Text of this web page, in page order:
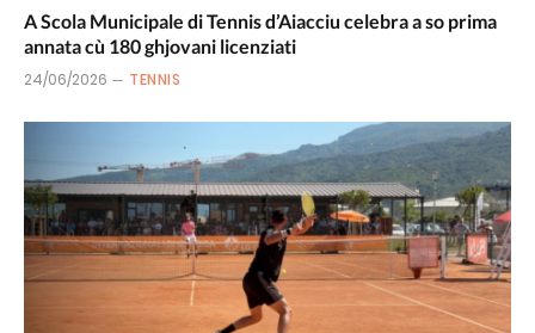
A Scola Municipale di Tennis d’Aiacciu celebra a so prima
annata cù 180 ghjovani licenziati
24/06/2026 TENNIS